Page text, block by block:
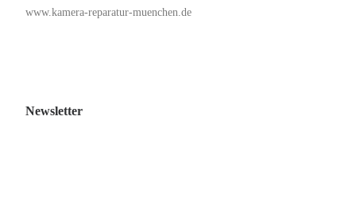
www.kamera-reparatur-muenchen.de
Newsletter